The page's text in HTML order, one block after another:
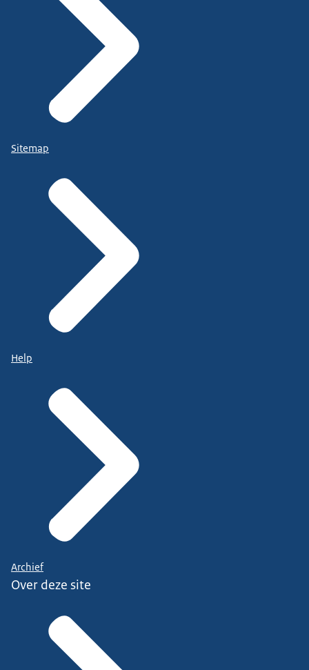
Sitemap
Help
Archief
Over deze site